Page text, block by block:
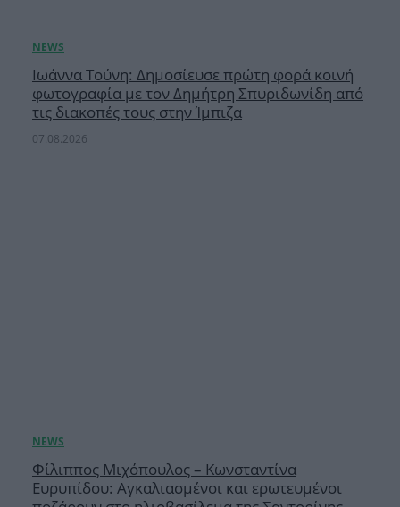
Ιωάννα Τούνη: Δημοσίευσε πρώτη φορά κοινή
φωτογραφία με τον Δημήτρη Σπυριδωνίδη από
τις διακοπές τους στην Ίμπιζα
07.08.2026
Φίλιππος Μιχόπουλος – Κωνσταντίνα
Ευρυπίδου: Αγκαλιασμένοι και ερωτευμένοι